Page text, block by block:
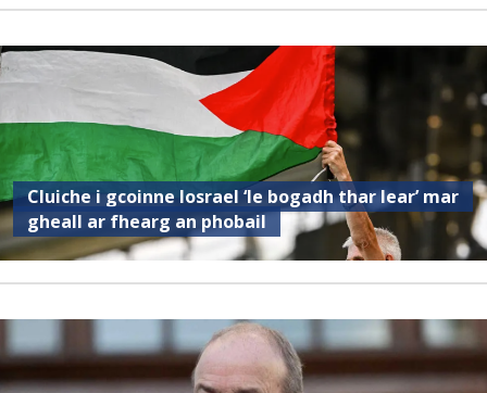
Cluiche i gcoinne Iosrael ‘le bogadh thar lear’ mar
gheall ar fhearg an phobail